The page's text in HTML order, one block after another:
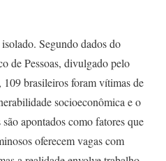
Segundo dados do
de Pessoas, divulgado pelo
brasileiros foram vítimas de
socioeconômica e o
apontados como fatores que
oferecem vagas com